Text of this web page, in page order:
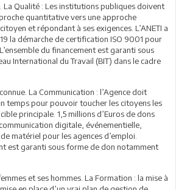
La Qualité : Les institutions publiques doivent
quantitative vers une approche
et répondant à ses exigences. L’ANETI a
la démarche de certification ISO 9001 pour
du financement est garanti sous
International du Travail (BIT) dans le cadre
La Communication : l’Agence doit
temps pour pouvoir toucher les citoyens les
principale. 1,5 millions d’Euros de dons
digitale, événementielle,
matériel pour les agences d’emploi.
est garanti sous forme de don notamment
et ses hommes. La Formation : la mise à